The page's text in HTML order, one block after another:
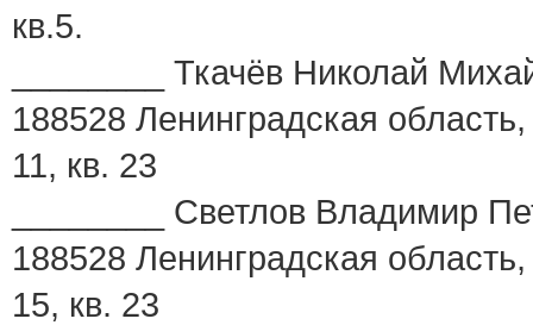
кв.5.
________ Ткачёв Николай
188528 Ленинградская
11, кв. 23
________ Светлов Владимир
188528 Ленинградская
15, кв. 23